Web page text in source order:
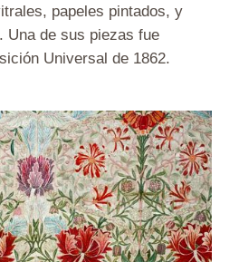
papeles pintados, y
Una de sus piezas fue
Universal de 1862.